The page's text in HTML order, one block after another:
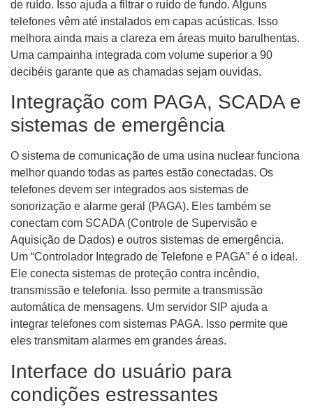
de ruído. Isso ajuda a filtrar o ruído de fundo. Alguns
telefones vêm até instalados em capas acústicas. Isso
melhora ainda mais a clareza em áreas muito barulhentas.
Uma campainha integrada com volume superior a 90
decibéis garante que as chamadas sejam ouvidas.
Integração com PAGA, SCADA e
sistemas de emergência
O sistema de comunicação de uma usina nuclear funciona
melhor quando todas as partes estão conectadas. Os
telefones devem ser integrados aos sistemas de
sonorização e alarme geral (PAGA). Eles também se
conectam com SCADA (Controle de Supervisão e
Aquisição de Dados) e outros sistemas de emergência.
Um “Controlador Integrado de Telefone e PAGA” é o ideal.
Ele conecta sistemas de proteção contra incêndio,
transmissão e telefonia. Isso permite a transmissão
automática de mensagens. Um servidor SIP ajuda a
integrar telefones com sistemas PAGA. Isso permite que
eles transmitam alarmes em grandes áreas.
Interface do usuário para
condições estressantes